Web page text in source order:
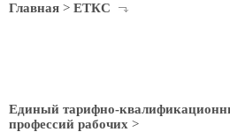
Главная > ЕТКС
Единый тарифно-
профессий рабочих >